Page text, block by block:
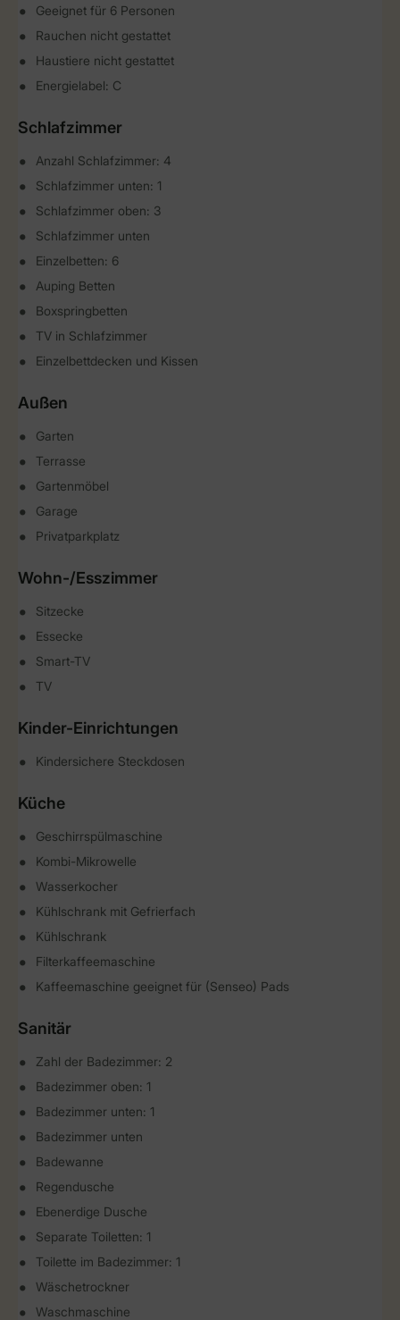
Geeignet für 6 Personen
Rauchen nicht gestattet
Haustiere nicht gestattet
Energielabel: C
Schlafzimmer
Anzahl Schlafzimmer: 4
Schlafzimmer unten: 1
Schlafzimmer oben: 3
Schlafzimmer unten
Einzelbetten: 6
Auping Betten
Boxspringbetten
TV in Schlafzimmer
Einzelbettdecken und Kissen
Außen
Garten
Terrasse
Gartenmöbel
Garage
Privatparkplatz
Wohn-/Esszimmer
Sitzecke
Essecke
Smart-TV
TV
Kinder-Einrichtungen
Kindersichere Steckdosen
Küche
Geschirrspülmaschine
Kombi-Mikrowelle
Wasserkocher
Kühlschrank mit Gefrierfach
Kühlschrank
Filterkaffeemaschine
Kaffeemaschine geeignet für (Senseo) Pads
Sanitär
Zahl der Badezimmer: 2
Badezimmer oben: 1
Badezimmer unten: 1
Badezimmer unten
Badewanne
Regendusche
Ebenerdige Dusche
Separate Toiletten: 1
Toilette im Badezimmer: 1
Wäschetrockner
Waschmaschine